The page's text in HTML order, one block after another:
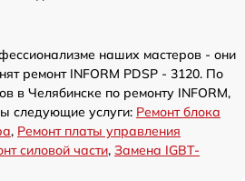
наших мастеров - они
ремонт INFORM PDSP - 3120. По
в Челябинске по ремонту INFORM,
следующие услуги: Ремонт блока
, Ремонт платы управления
силовой части, Замена IGBT-